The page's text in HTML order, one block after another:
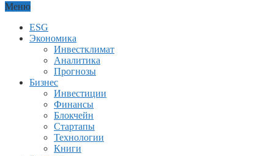
Меню
ESG
Экономика
Инвестклимат
Аналитика
Прогнозы
Бизнес
Инвестиции
Финансы
Блокчейн
Стартапы
Технологии
Книги